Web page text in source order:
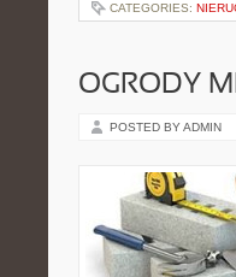
CATEGORIES:
OGRODY
POSTED BY ADMIN